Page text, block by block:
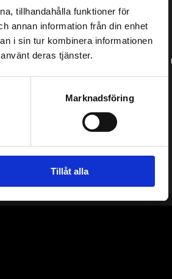
tillhandahålla funktioner för
annan information från din enhet
i sin tur kombinera informationen
deras tjänster.
Marknadsföring
Tillåt alla
Våra tjänster
Sökmotoroptimering
Hemsidesbygge
Webbutveckling
Sociala Medier